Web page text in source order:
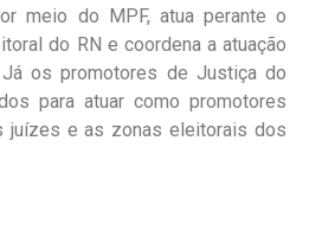
meio do MPF, atua perante o
do RN e coordena a atuação
os promotores de Justiça do
para atuar como promotores
juízes e as zonas eleitorais dos